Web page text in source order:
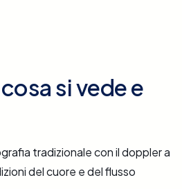
si vede e
tradizionale con il doppler a
del cuore e del flusso